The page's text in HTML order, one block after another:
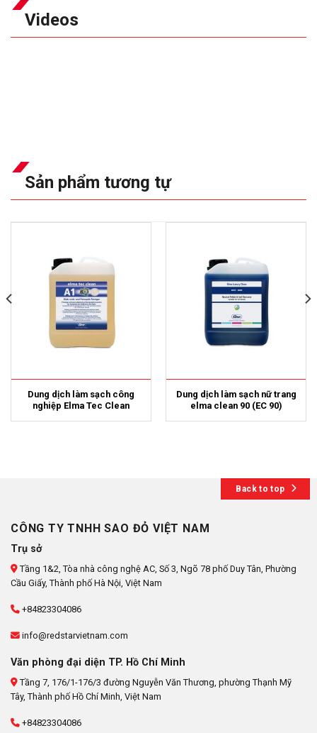
Videos
Sản phẩm tương tự
Dung dịch làm sạch công
nghiệp Elma Tec Clean
Dung dịch làm sạch nữ trang
elma clean 90 (EC 90)
Back to top
CÔNG TY TNHH SAO ĐỎ VIỆT NAM
Trụ sở
Tầng 1&2, Tòa nhà công nghệ AC, Số 3, Ngõ 78 phố Duy Tân, Phường
Cầu Giấy, Thành phố Hà Nội, Việt Nam
+84823304086
info@redstarvietnam.com
Văn phòng đại diện TP. Hồ Chí Minh
Tầng 7, 176/1-176/3 đường Nguyễn Văn Thương, phường Thạnh Mỹ
Tây, Thành phố Hồ Chí Minh, Việt Nam
+84823304086